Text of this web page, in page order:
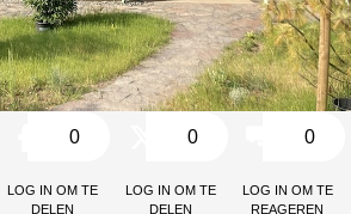
0
Log in om te
delen
0
Log in om te
delen
0
Log in om te
reageren